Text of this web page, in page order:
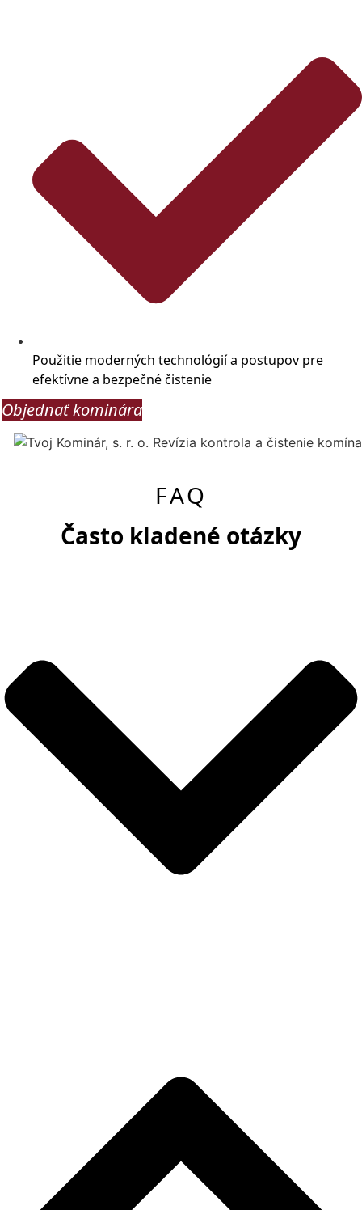
Použitie moderných technológií a postupov pre
efektívne a bezpečné čistenie
Objednať kominára
FAQ
Často kladené otázky